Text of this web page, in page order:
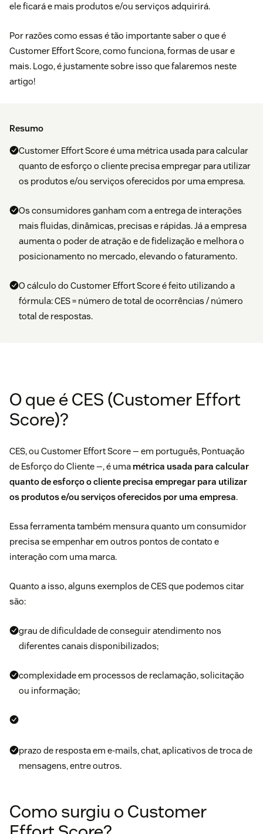
ele ficará e mais produtos e/ou serviços adquirirá.
Por razões como essas é tão importante saber o que é
Customer Effort Score, como funciona, formas de usar e
mais. Logo, é justamente sobre isso que falaremos neste
artigo!
Resumo
Customer Effort Score é uma métrica usada para calcular
quanto de esforço o cliente precisa empregar para utilizar
os produtos e/ou serviços oferecidos por uma empresa.
Os consumidores ganham com a entrega de interações
mais fluidas, dinâmicas, precisas e rápidas. Já a empresa
aumenta o poder de atração e de fidelização e melhora o
posicionamento no mercado, elevando o faturamento.
O cálculo do Customer Effort Score é feito utilizando a
fórmula: CES = número de total de ocorrências / número
total de respostas.
O que é CES (Customer Effort
Score)?
CES, ou Customer Effort Score — em português, Pontuação
de Esforço do Cliente —, é uma métrica usada para calcular
quanto de esforço o cliente precisa empregar para utilizar
os produtos e/ou serviços oferecidos por uma empresa.
Essa ferramenta também mensura quanto um consumidor
precisa se empenhar em outros pontos de contato e
interação com uma marca.
Quanto a isso, alguns exemplos de CES que podemos citar
são:
grau de dificuldade de conseguir atendimento nos
diferentes canais disponibilizados;
complexidade em processos de reclamação, solicitação
ou informação;
prazo de resposta em e-mails, chat, aplicativos de troca de
mensagens, entre outros.
Como surgiu o Customer